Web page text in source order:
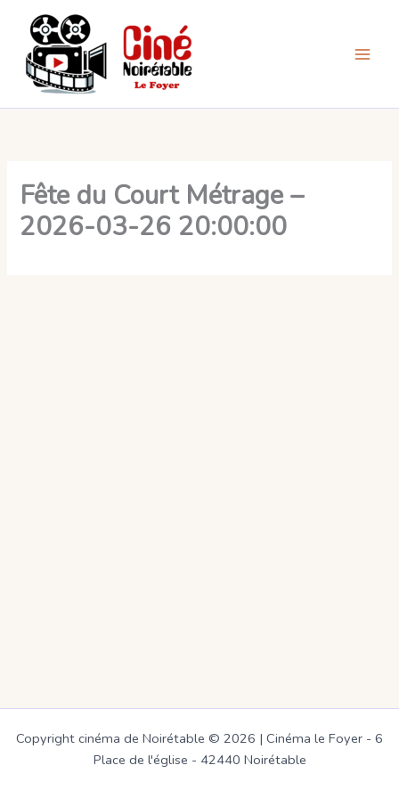
contenu
Fête du Court Métrage –
2026-03-26 20:00:00
Copyright cinéma de Noirétable © 2026 | Cinéma le Foyer - 6
Place de l'église - 42440 Noirétable